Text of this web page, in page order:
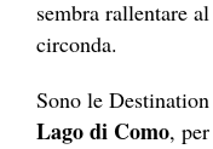
sembra rallentare
circonda.
Sono le
Lago di Como,